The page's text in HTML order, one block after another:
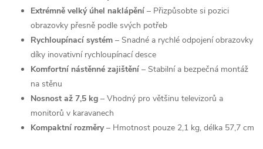
Extrémně velký úhel naklápění – Přizpůsobte si pozici
obrazovky přesně podle svých potřeb
Rychloupínací systém – Snadné a rychlé odpojení obrazovky
díky inovativní rychloupínací desce
Komfortní nástěnné zajištění – Stabilní a bezpečná montáž
na stěnu
Nosnost až 7,5 kg – Vhodný pro většinu televizorů a
monitorů v karavanech
Kompaktní rozměry – Hmotnost pouze 2,1 kg, délka 57,7 cm